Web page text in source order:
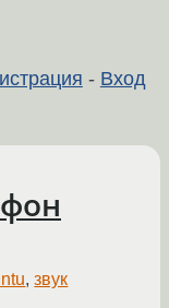
- Вход
,звук